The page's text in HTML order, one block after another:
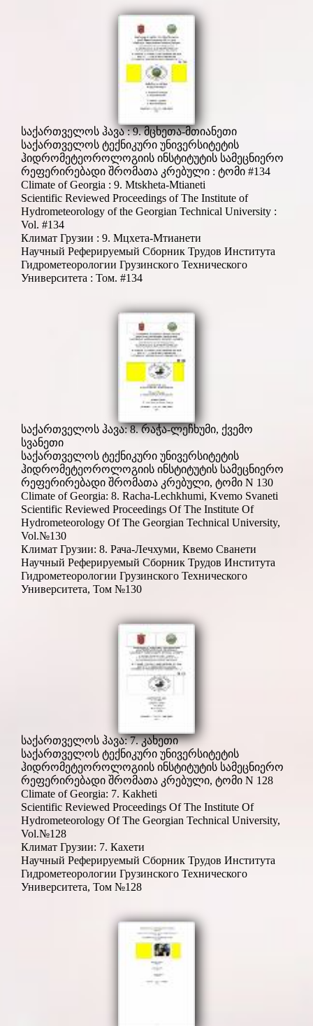
საქართველოს ჰავა : 9. მცხეთა-მთიანეთი
საქართველოს ტექნიკური უნივერსიტეტის
ჰიდრომეტეოროლოგიის ინსტიტუტის სამეცნიერო
რეფერირებადი შრომათა კრებული : ტომი #134
Climate of Georgia : 9. Mtskheta-Mtianeti
Scientific Reviewed Proceedings of The Institute of
Hydrometeorology of the Georgian Technical University :
Vol. #134
Климат Грузии : 9. Мцхета-Мтианети
Научный Реферируемый Сборник Трудов Института
Гидрометеорологии Грузинского Технического
Университета : Том. #134
საქართველოს ჰავა: 8. რაჭა-ლეჩხუმი, ქვემო
სვანეთი
საქართველოს ტექნიკური უნივერსიტეტის
ჰიდრომეტეოროლოგიის ინსტიტუტის სამეცნიერო
რეფერირებადი შრომათა კრებული, ტომი N 130
Climate of Georgia: 8. Racha-Lechkhumi, Kvemo Svaneti
Scientific Reviewed Proceedings Of The Institute Of
Hydrometeorology Of The Georgian Technical University,
Vol.№130
Климат Грузии: 8. Рача-Лечхуми, Квемо Сванети
Научный Реферируемый Сборник Трудов Института
Гидрометеорологии Грузинского Технического
Университета, Том №130
საქართველოს ჰავა: 7. კახეთი
საქართველოს ტექნიკური უნივერსიტეტის
ჰიდრომეტეოროლოგიის ინსტიტუტის სამეცნიერო
რეფერირებადი შრომათა კრებული, ტომი N 128
Climate of Georgia: 7. Kakheti
Scientific Reviewed Proceedings Of The Institute Of
Hydrometeorology Of The Georgian Technical University,
Vol.№128
Климат Грузии: 7. Кахети
Научный Реферируемый Сборник Трудов Института
Гидрометеорологии Грузинского Технического
Университета, Том №128